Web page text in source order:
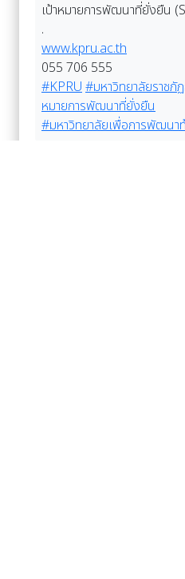
เป้าหมายการพัฒนาที่ยั่งยืน
.
www.kpru.ac.th
055 706 555
#KPRU #มหาวิทยาลัยราชภั
หมายการพัฒนาที่ยั่งยืน
#มหาวิทยาลัยเพื่อการพัฒนา